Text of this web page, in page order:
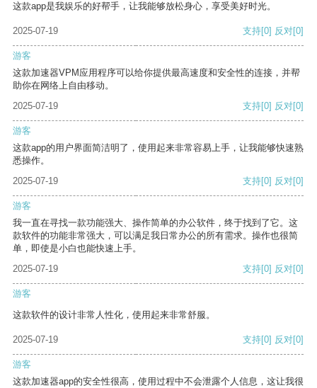
这款app是我娱乐的好帮手，让我能够放松身心，享受美好时光。
2025-07-19 支持[0] 反对[0]
游客
这款加速器VPM应用程序可以给你提供最高速度和安全性的连接，并帮
助你在网络上自由移动。
2025-07-19
支持[0] 反对[0]
游客
这款app的用户界面简洁明了，使用起来非常容易上手，让我能够快速熟
悉操作。
2025-07-19
支持[0] 反对[0]
游客
我一直在寻找一款功能强大、操作简单的办公软件，终于找到了它。这
款软件的功能非常强大，可以满足我日常办公的所有需求。操作也很简
单，即使是小白也能快速上手。
2025-07-19
支持[0] 反对[0]
游客
这款软件的设计非常人性化，使用起来非常舒服。
2025-07-19 支持[0] 反对[0]
游客
这款加速器app的安全性很高，使用过程中不会泄露个人信息，这让我很